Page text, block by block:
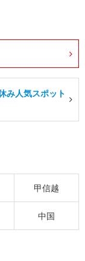
み人気スポット
甲信越
中国